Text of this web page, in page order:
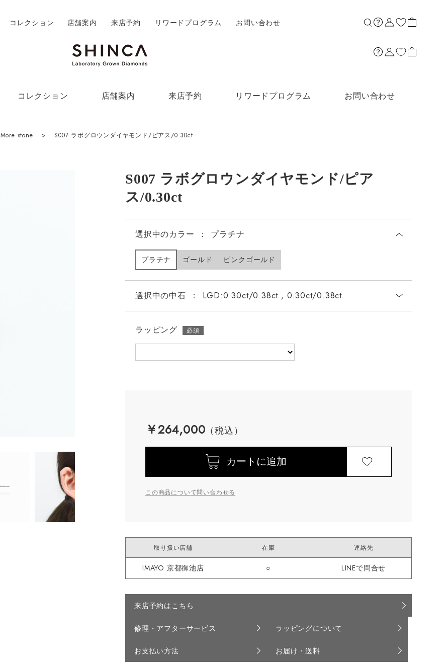
コレクション 店舗案内 来店予約 リワードプログラム お問い合わせ
コレクション 店舗案内 来店予約 リワードプログラム お問い合わせ
More stone > S007 ラボグロウンダイヤモンド/ピアス/0.30ct
S007 ラボグロウンダイヤモンド/ピア
ス/0.30ct
選択中のカラー ： プラチナ
プラチナ ゴールド ピンクゴールド
選択中の中石 ： LGD:0.30ct/0.38ct , 0.30ct/0.38ct
ラッピング
￥264,000
カートに追加
この商品について問い合わせる
取り扱い店舗 在庫 連絡先
IMAYO 京都御池店 ○ LINEで問合せ
来店予約はこちら
修理・アフターサービス ラッピングについて
お支払い方法 お届け・送料